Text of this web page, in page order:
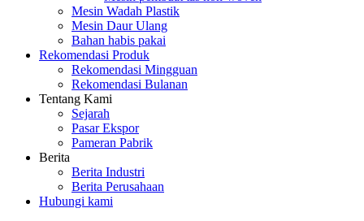
Mesin Wadah Plastik
Mesin Daur Ulang
Bahan habis pakai
Rekomendasi Produk
Rekomendasi Mingguan
Rekomendasi Bulanan
Tentang Kami
Sejarah
Pasar Ekspor
Pameran Pabrik
Berita
Berita Industri
Berita Perusahaan
Hubungi kami